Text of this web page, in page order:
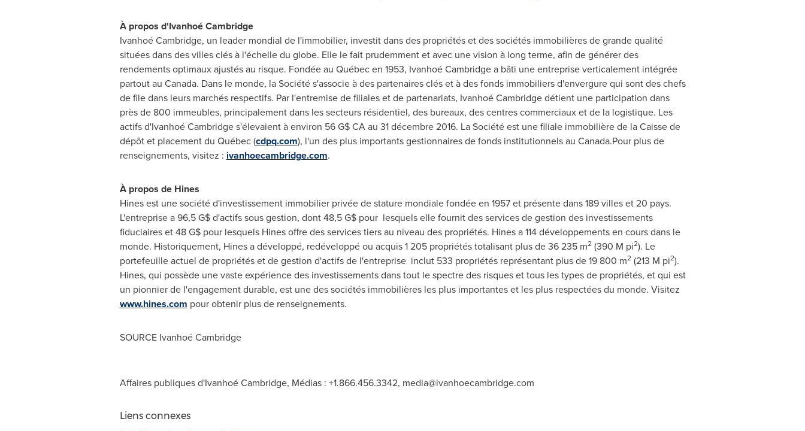
À propos d'IvanhoéCambridge
Ivanhoé Cambridge, un leader mondial de l'immobilier, investit dans des propriétés et des sociétés immobilières de grande qualité
situées dans des villes clés à l'échelle du globe. Elle le fait prudemment et avec une vision à long terme, afin de générer des
rendements optimaux ajustés au risque. Fondée au Québec en 1953, Ivanhoé Cambridge a bâti une entreprise verticalement intégrée
partout au Canada. Dans le monde, la Société s'associe à des partenaires clés et à des fonds immobiliers d'envergure qui sont des chefs
de file dans leurs marchés respectifs. Par l'entremise de filiales et de partenariats, Ivanhoé Cambridge détient une participation dans
près de 800 immeubles, principalement dans les secteurs résidentiel, des bureaux, des centres commerciaux et de la logistique. Les
actifs d'Ivanhoé Cambridge s'élevaient à environ 56 G$ CA au 31 décembre 2016. La Société est une filiale immobilière de la Caisse de
dépôt et placement du Québec (cdpq.com), l'un des plus importants gestionnaires de fonds institutionnels au Canada.Pour plus de
renseignements, visitez : ivanhoecambridge.com.
À propos de Hines
Hinesest une société d'investissement immobilier privée de stature mondiale fondée en 1957 etprésente dans 189 villes et 20 pays.
L'entreprise a 96,5 G$ d'actifs sous gestion, dont 48,5 G$ pour lesquels elle fournit des services de gestion des investissements
fiduciaires et 48 G$ pour lesquels Hinesoffre des services tiers au niveau des propriétés. Hinesa 114 développements en cours dans le
monde. Historiquement, Hinesa développé, redéveloppé ou acquis 1 205 propriétés totalisant plus de 36 235 m2(390 M pi2). Le
portefeuille actuel de propriétés et de gestion d'actifs de l'entreprise inclut 533 propriétés représentant plus de 19 800 m2(213 M pi2).
Hines, qui possède une vaste expérience des investissements dans tout le spectre des risques et tous les types de propriétés, et qui est
un pionnier de l'engagement durable, est une des sociétés immobilières les plus importantes et les plus respectées du monde. Visitez
www.hines.com pour obtenir plus de renseignements.
SOURCE IvanhoéCambridge
Affaires publiques d'Ivanhoé Cambridge, Médias : +1.866.456.3342, media@ivanhoecambridge.com
Liens connexes